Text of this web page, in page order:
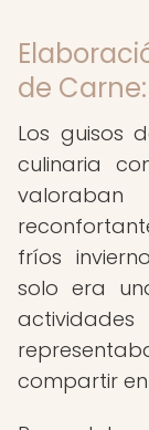
de
Los guisos
culinaria
fríos
solo era
compartir